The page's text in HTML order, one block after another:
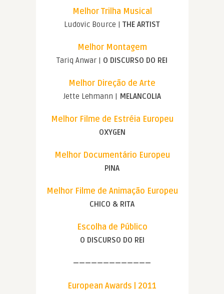
Melhor Trilha Musical
Ludovic Bource | THE ARTIST
Melhor Montagem
Tariq Anwar | O DISCURSO DO REI
Melhor Direção de Arte
Jette Lehmann | MELANCOLIA
Melhor Filme de Estréia Europeu
OXYGEN
Melhor Documentário Europeu
PINA
Melhor Filme de Animação Europeu
CHICO & RITA
Escolha de Público
O DISCURSO DO REI
—————————————
European Awards | 2011